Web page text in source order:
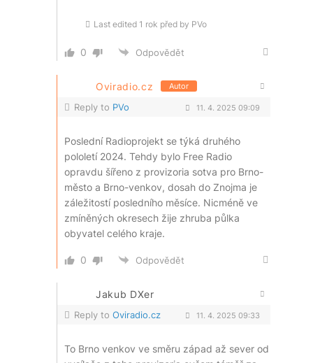
Last edited 1 rok před by PVo
0 Odpovědět
Oviradio.cz Autor
Reply to PVo 11. 4. 2025 09:09
Poslední Radioprojekt se týká druhého
pololetí 2024. Tehdy bylo Free Radio
opravdu šířeno z provizoria sotva pro Brno-
město a Brno-venkov, dosah do Znojma je
záležitostí posledního měsíce. Nicméně ve
zmíněných okresech žije zhruba půlka
obyvatel celého kraje.
0 Odpovědět
Jakub DXer
Reply to Oviradio.cz 11. 4. 2025 09:33
To Brno venkov ve směru západ až sever od